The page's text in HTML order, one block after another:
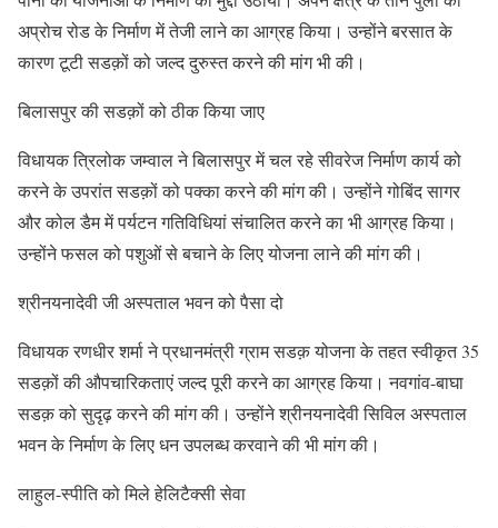
अप्रोच रोड के निर्माण में तेजी लाने का आग्रह किया। उन्होंने बरसात के
कारण टूटी सडक़ों को जल्द दुरुस्त करने की मांग भी की।
बिलासपुर की सडक़ों को ठीक किया जाए
विधायक त्रिलोक जम्वाल ने बिलासपुर में चल रहे सीवरेज निर्माण कार्य को
करने के उपरांत सडक़ों को पक्का करने की मांग की। उन्होंने गोबिंद सागर
और कोल डैम में पर्यटन गतिविधियां संचालित करने का भी आग्रह किया।
उन्होंने फसल को पशुओं से बचाने के लिए योजना लाने की मांग की।
श्रीनयनादेवी जी अस्पताल भवन को पैसा दो
विधायक रणधीर शर्मा ने प्रधानमंत्री ग्राम सडक़ योजना के तहत स्वीकृत 35
सडक़ों की औपचारिकताएं जल्द पूरी करने का आग्रह किया। नवगांव-बाघा
सडक़ को सुदृढ़ करने की मांग की। उन्होंने श्रीनयनादेवी सिविल अस्पताल
भवन के निर्माण के लिए धन उपलब्ध करवाने की भी मांग की।
लाहुल-स्पीति को मिले हेलिटैक्सी सेवा